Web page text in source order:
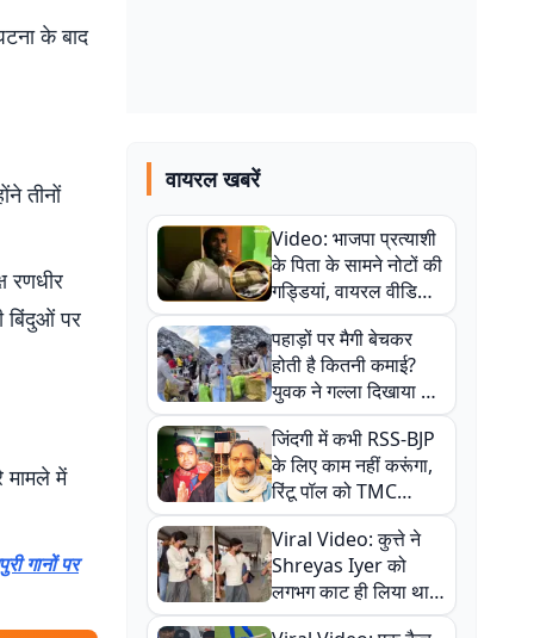
के बाद
तीनों
रणधीर
बिंदुओं पर
मामले में
गानों पर
वायरल खबरें
Video: भाजपा प्रत्याशी
के पिता के सामने नोटों की
गड्डियां, वायरल वीडियो
से राजनीति में उबाल,
अजित महतो बोले- TMC
की गंदी चाल
पहाड़ों पर मैगी बेचकर
होती है कितनी कमाई?
युवक ने गल्ला दिखाया तो
नौकरी वालों के खड़े हो गए
कान
जिंदगी में कभी RSS-BJP
के लिए काम नहीं करूंगा,
रिंटू पॉल को TMC
ऑफिस में ले जाकर पीटा,
Video वायरल
Viral Video: कुत्ते ने
Shreyas Iyer को
लगभग काट ही लिया था,
न्यूजीलैंड सीरीज से पहले